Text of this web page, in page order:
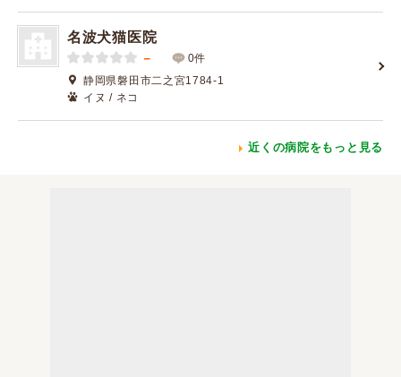
名波犬猫医院
－
0件
静岡県磐田市二之宮1784-1
イヌ / ネコ
近くの病院をもっと見る